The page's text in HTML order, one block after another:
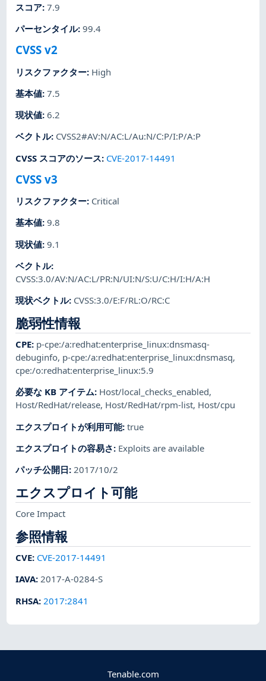
スコア:7.9
パーセンタイル:99.4
CVSS v2
リスクファクター: High
基本値:7.5
現状値:6.2
ベクトル: CVSS2#AV:N/AC:L/Au:N/C:P/I:P/A:P
CVSS スコアのソース: CVE-2017-14491
CVSS v3
リスクファクター: Critical
基本値:9.8
現状値:9.1
ベクトル:
CVSS:3.0/AV:N/AC:L/PR:N/UI:N/S:U/C:H/I:H/A:H
現状ベクトル: CVSS:3.0/E:F/RL:O/RC:C
脆弱性情報
CPE: p-cpe:/a:redhat:enterprise_linux:dnsmasq-
debuginfo, p-cpe:/a:redhat:enterprise_linux:dnsmasq,
cpe:/o:redhat:enterprise_linux:5.9
必要な KB アイテム: Host/local_checks_enabled,
Host/RedHat/release, Host/RedHat/rpm-list, Host/cpu
エクスプロイトが利用可能:true
エクスプロイトの容易さ: Exploits are available
パッチ公開日:2017/10/2
エクスプロイト可能
Core Impact
参照情報
CVE: CVE-2017-14491
IAVA:2017-A-0284-S
RHSA: 2017:2841
Tenable.com